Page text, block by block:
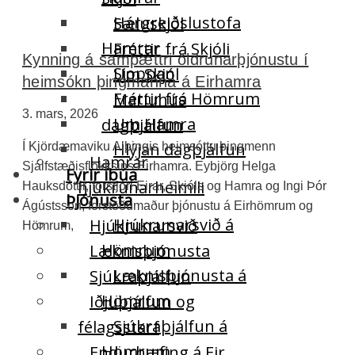
Hárgreiðslustofa
Hamrar
Sjoppan
Fréttir frá Hömrum
Um Hamra
Hlýjan dagþjálfun
Fyrir íbúa
Þjónusta
Hjúkrunarsvið
Læknisþjónusta
Sjúkraþjálfun
Iðjuþjálfun og
félagsstarf
Sæluskjól
Fréttir frá Skjóli
Um Skjól
Maríuhús
dagþjálfun
Hamrar
hjúkrunarheimili
Hjúkrunarsvið á
Hömrum
Læknisþjónusta á
Hömrum
Sjúkraþjálfun á
Kynning á samþættri öldrunarþjónustu í
heimsókn þingmanna á Eirhamra
3. mars, 2026
Í Kjördæmaviku Alþingis heimsóttu þingmenn
Sjálfstæðisflokksins Eirhamra. Eybjörg Helga
Hauksdóttir, forstjóri Eirar, Skjóls og Hamra og Ingi Þór
Ágústsson, forstöðumaður þjónustu á Eirhömrum og
Hömrum,